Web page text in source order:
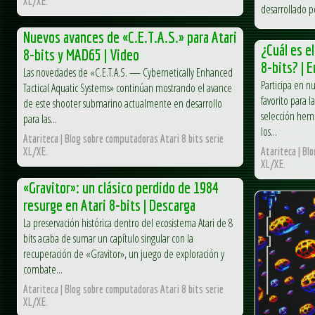
desarrollado
Nuevos avances de «C.E.T.A.S.» para Atari
8-bits y MAD65 | Video
Las novedades de «C.E.T.A.S. — Cybernetically Enhanced
Tactical Aquatic Systems» continúan mostrando el avance
de este shooter submarino actualmente en desarrollo
para las...
Atariteca | Blog sobre computadoras Atari 8 bits serie
XL/XE.
¿Cuál es
8-bits? |
Participa en
favorito para
selección
los...
Atariteca |
XL/XE.
«Gravitor»: un clásico perdido de 1984
resurge en Atari 8-bits | Descarga
La preservación histórica dentro del ecosistema Atari de 8
bits acaba de sumar un capítulo singular con la
recuperación de «Gravitor», un juego de exploración y
combate...
Atariteca | Blog sobre computadoras Atari 8 bits serie
XL/XE.